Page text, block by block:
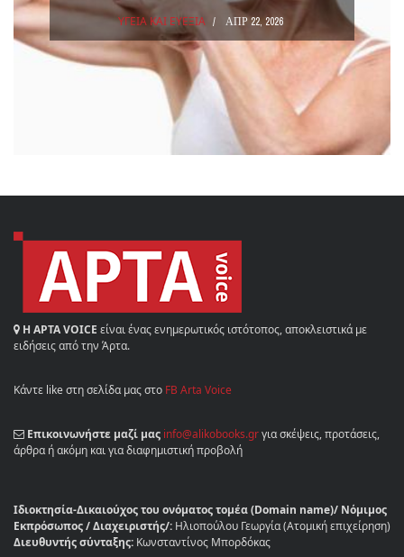
ΥΓΕΙΑ ΚΑΙ ΕΥΕΞΙΑ ΑΠΡ 22, 2026
Η ΑΡΤΑ VOICE είναι ένας ενημερωτικός ιστότοπος, αποκλειστικά με
ειδήσεις από την Άρτα.
Κάντε like στη σελίδα μας στο FB Arta Voice
Επικοινωνήστε μαζί μας info@alikobooks.grγια σκέψεις, προτάσεις,
άρθρα ή ακόμη και για διαφημιστική προβολή
Ιδιοκτησία-Δικαιούχος του ονόματος τομέα (Domain name)/ Νόμιμος
Εκπρόσωπος / Διαχειριστής/: Ηλιοπούλου Γεωργία (Ατομική επιχείρηση)
Διευθυντής σύνταξης: Κωνσταντίνος Μπορδόκας